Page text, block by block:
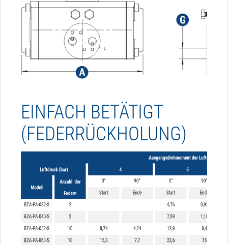
EINFACH BETÄTIGT
(FEDERRÜCKHOLUNG)